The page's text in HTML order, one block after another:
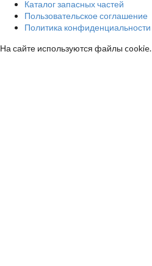
Каталог запасных частей
Пользовательское соглашение
Политика конфиденциальности
На сайте используются файлы cookie.